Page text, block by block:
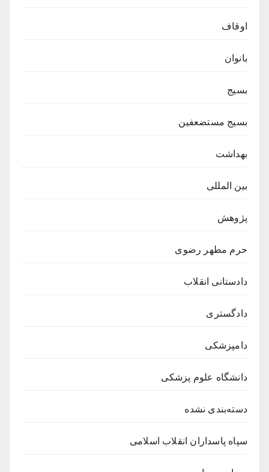
اوقاف
بانوان
بسیج
بسیج مستضعفین
بهداشت
بین المللی
پژوهش
حرم مطهر رضوی
دادستانی انقلاب
دادگستری
دامپزشکی
دانشگاه علوم پزشکی
دسته‌بندی نشده
سپاه پاسداران انقلاب اسلامی